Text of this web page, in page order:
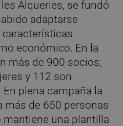
Alqueries, se fundó
adaptarse
económico. En la
más de 900 socios;
y 112 son
plena campaña la
más de 650 personas
una plantilla